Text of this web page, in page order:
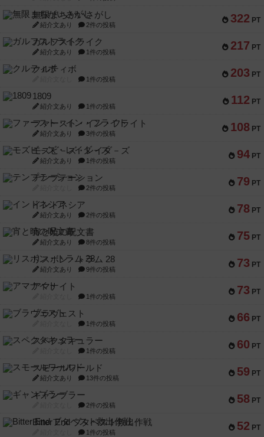
322 PT
無限まちがいさがし
紹介文あり 2件の投稿
217 PT
ガルフストライク
紹介文あり 1件の投稿
203 PT
クルティボ
1件の投稿
112 PT
1809
紹介文あり 1件の投稿
108 PT
ファースト・イン・フライト
紹介文あり 3件の投稿
94 PT
モズビ－ズ・レイダ－ズ
紹介文あり 1件の投稿
79 PT
テンプテーション
2件の投稿
78 PT
インドネシア
紹介文あり 2件の投稿
75 PT
宵と暁の呪文書
紹介文あり 8件の投稿
73 PT
リスボン・トラム 28
紹介文あり 9件の投稿
73 PT
アマナイト
1件の投稿
66 PT
ブラヴェスト
1件の投稿
60 PT
スペクタキュラー
1件の投稿
59 PT
スモールワールド
紹介文あり 13件の投稿
58 PT
ギャンブラー
2件の投稿
52 PT
Bitter End ブタペスト救出作戦
1件の投稿